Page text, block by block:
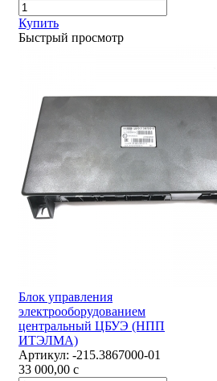
Купить
Быстрый просмотр
Блок управления
электрооборудованием
центральный ЦБУЭ (НПП
ИТЭЛМА)
Артикул: -215.3867000-01
33 000,00 c